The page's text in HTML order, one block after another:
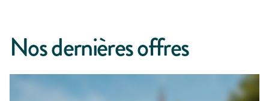
Nos dernières offres